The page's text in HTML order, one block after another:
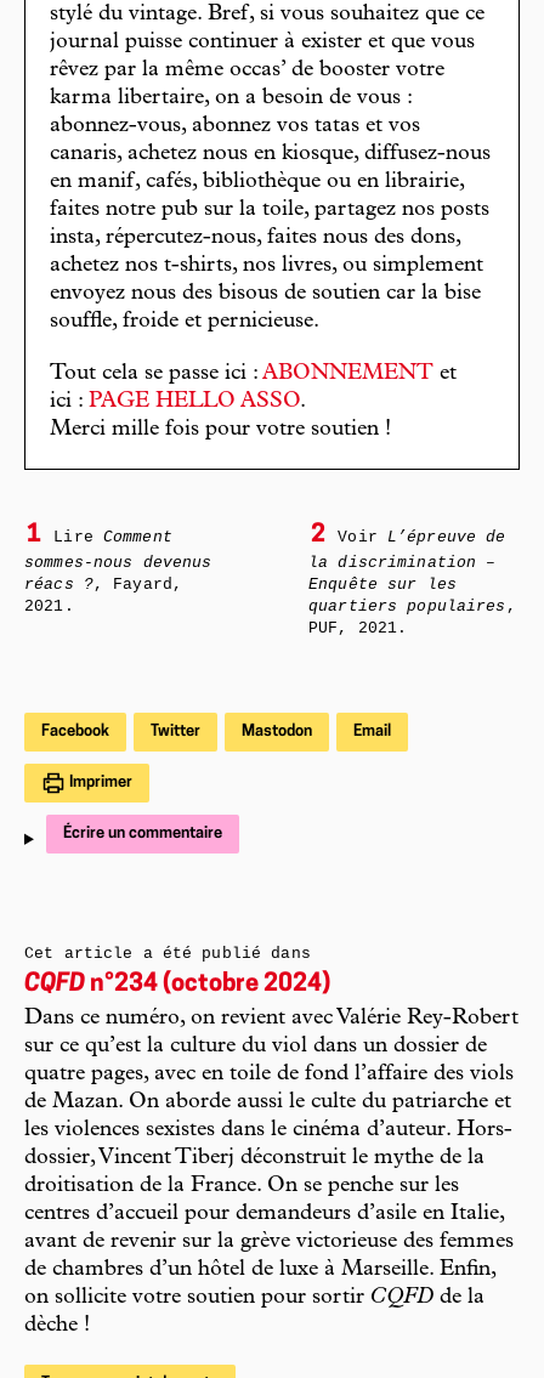
stylé du vintage. Bref, si vous souhaitez que ce
journal puisse continuer à exister et que vous
rêvez par la même occas’ de booster votre
karma libertaire, on a besoin de vous :
abonnez-vous, abonnez vos tatas et vos
canaris, achetez nous en kiosque, diffusez-nous
en manif, cafés, bibliothèque ou en librairie,
faites notre pub sur la toile, partagez nos posts
insta, répercutez-nous, faites nous des dons,
achetez nos t-shirts, nos livres, ou simplement
envoyez nous des bisous de soutien car la bise
souffle, froide et pernicieuse.
Tout cela se passe ici : ABONNEMENT et
ici : PAGE HELLO ASSO.
Merci mille fois pour votre soutien !
1 Lire Comment
sommes-nous devenus
réacs ?, Fayard,
2021.
2 Voir L’épreuve de
la discrimination –
Enquête sur les
quartiers populaires ,
PUF, 2021.
Facebook Twitter Mastodon Email
Imprimer
Écrire un commentaire
Cet article a été publié dans
CQFD n°234 (octobre 2024)
Dans ce numéro, on revient avec Valérie Rey-Robert
sur ce qu’est la culture du viol dans un dossier de
quatre pages, avec en toile de fond l’affaire des viols
de Mazan. On aborde aussi le culte du patriarche et
les violences sexistes dans le cinéma d’auteur. Hors-
dossier, Vincent Tiberj déconstruit le mythe de la
droitisation de la France. On se penche sur les
centres d’accueil pour demandeurs d’asile en Italie,
avant de revenir sur la grève victorieuse des femmes
de chambres d’un hôtel de luxe à Marseille. Enfin,
on sollicite votre soutien pour sortir CQFD de la
dèche !